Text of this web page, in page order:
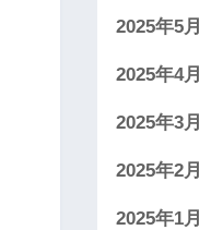
2025年5月
2025年4月
2025年3月
2025年2月
2025年1月